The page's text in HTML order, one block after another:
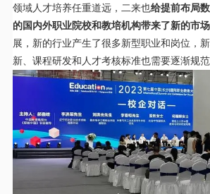
领域人才培养任重道远，二来也给提前布局
的国内外职业院校和教培机构带来了新的市
展，新的行业产生了很多新型职业和岗位，
新、课程研发和人才考核标准也需要逐渐规范